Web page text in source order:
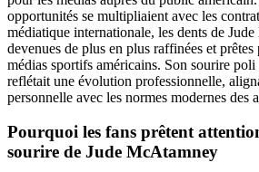
opportunités se multipliaient avec les
médiatique internationale, les dents de
devenues de plus en plus raffinées et prêtes
médias sportifs américains. Son sourire
reflétait une évolution professionnelle,
personnelle avec les normes modernes des
Pourquoi les fans prêtent
sourire de Jude McAtamney